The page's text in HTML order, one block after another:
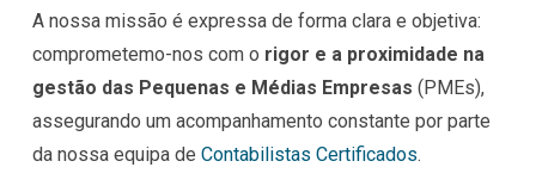
A nossa missão é expressa de forma clara e objetiva:
comprometemo-nos com o rigor e a proximidade na
gestão das Pequenas e Médias Empresas (PMEs),
assegurando um acompanhamento constante por parte
da nossa equipa de Contabilistas Certificados.